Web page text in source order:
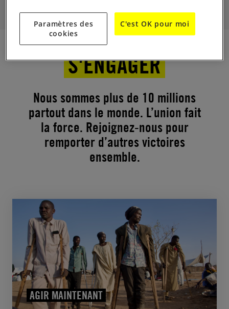
S'ENGAGER
Nous sommes plus de 10 millions
partout dans le monde. L’union fait
la force. Rejoignez-nous pour
remporter d’autres victoires
ensemble.
AGIR MAINTENANT
Paramètres des
cookies
C'est OK pour moi